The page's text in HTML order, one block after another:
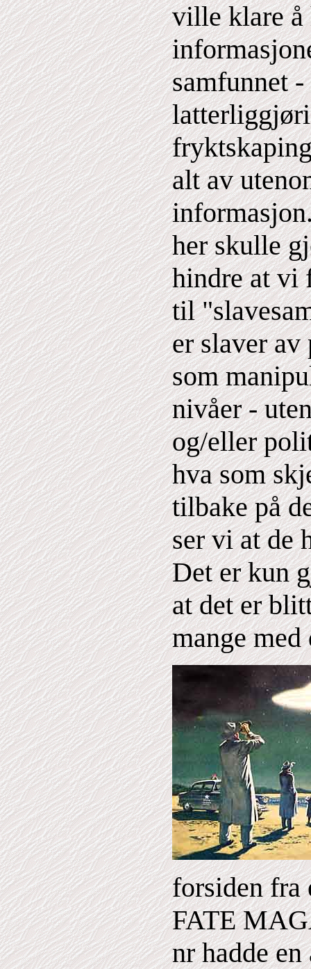
ville klare å
samfunnet
alt av
her skulle
hindre at vi
til
er slaver av
som
nivåer -
og/eller
hva som
tilbake på
ser vi at de
Det er kun
at det er
mange med
forsiden fra
FATE
nr hadde